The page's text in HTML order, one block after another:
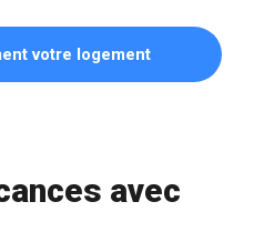
votre logement
avec